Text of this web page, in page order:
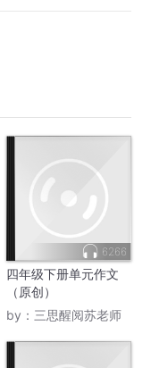
6266
四年级下册单元作文
（原创）
by： 三思醒阅苏老师